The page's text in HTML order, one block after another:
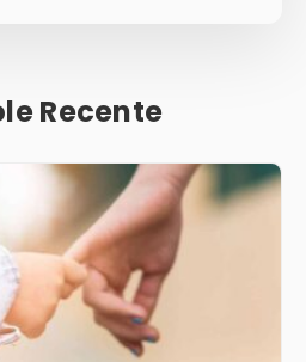
Recente